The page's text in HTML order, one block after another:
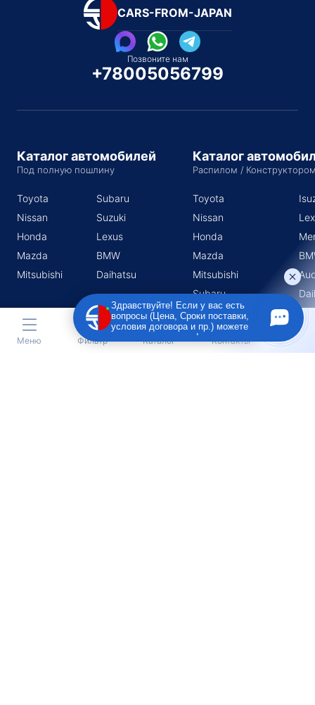
CARS-FROM-JAPAN
Позвоните нам
+78005056799
Каталог автомобилей
Под полную пошлину
Toyota
Nissan
Honda
Mazda
Mitsubishi
Subaru
Suzuki
Lexus
BMW
Daihatsu
Каталог
Распилом /
Toyota
Nissan
Honda
Mazda
Mitsubishi
Subaru
Suzuki
Меню Фильтр Каталог Контакты
Здравствуйте! Если у вас есть
вопросы (Цена, Сроки поставки,
условия договора и пр.) можете
задать их мне в чат!